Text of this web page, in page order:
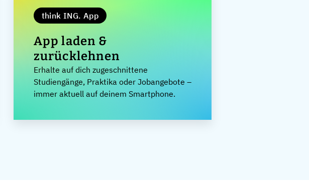
think ING. App
App laden &
zurücklehnen
Erhalte auf dich zugeschnittene
Studiengänge, Praktika oder Jobangebote –
immer aktuell auf deinem Smartphone.